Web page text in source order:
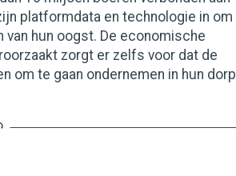
platformdata en technologie in om
hun oogst. De economische
zorgt er zelfs voor dat de
om te gaan ondernemen in hun dorp